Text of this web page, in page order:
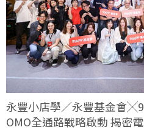
永豐小店學／永豐基金會
OMO全通路戰略啟動 揭密